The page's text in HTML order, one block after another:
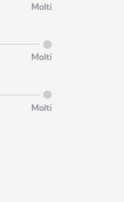
Molti
Molti
Molti